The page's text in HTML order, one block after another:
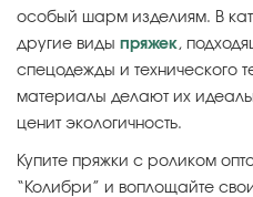
особый шарм изделиям. В
другие виды пряжек,
спецодежды и технического
материалы делают их
ценит экологичность.
Купите пряжки с роликом
“Колибри” и воплощайте